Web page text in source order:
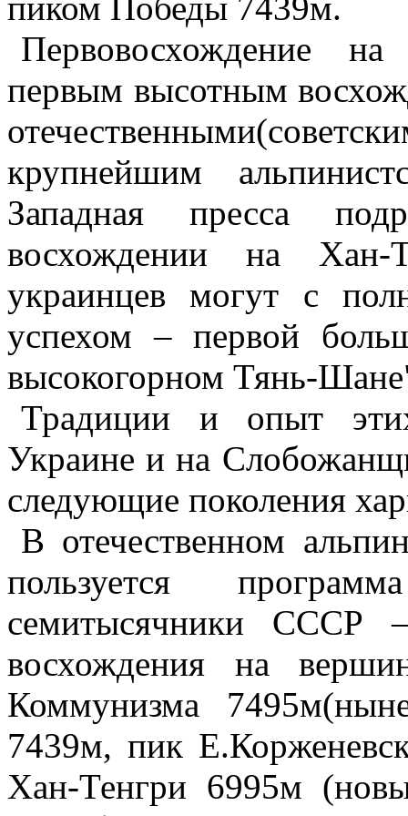
пиком Победы 7439м.
Первовосхождение
первым высотным
крупнейшим
Западная пресса
восхождении на Хан-
украинцев могут с
успехом – первой
высокогорном Тянь-
Традиции и опыт
Украине и на
следующие поколения
В отечественном
пользуется
семитысячники СССР
восхождения на
Коммунизма
7439м, пик
Хан-Тенгри 6995м